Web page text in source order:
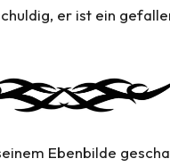
er ist ein
Ebenbilde